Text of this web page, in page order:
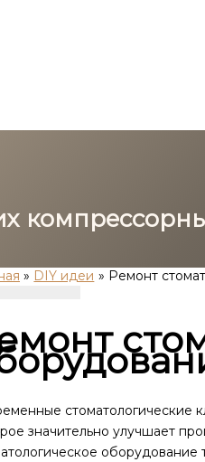
DIY идеи Ремонт
стоматологические
значительно улучшает